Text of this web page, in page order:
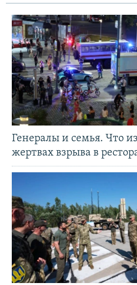
Генералы и семья. Что
жертвах взрыва в